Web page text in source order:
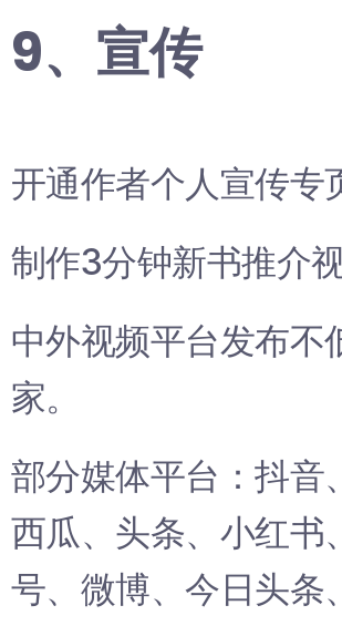
9、宣传
开通作者个人宣传专
制作3分钟新书推介视
中外视频平台发布不
家。
部分媒体平台：抖音
西瓜、头条、小红书
号、微博、今日头条